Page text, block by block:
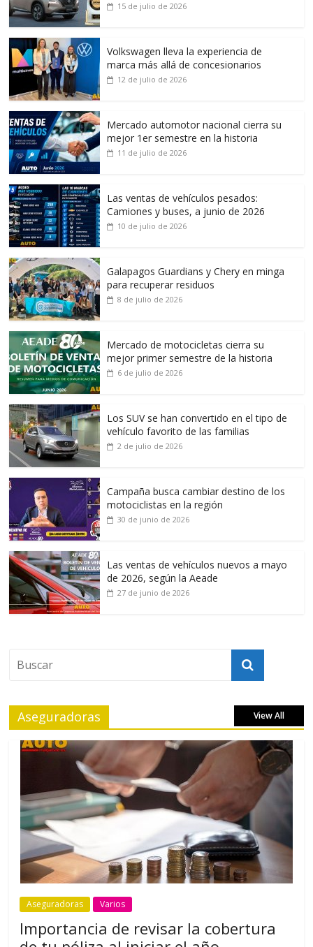
15 de julio de 2026
Volkswagen lleva la experiencia de
marca más allá de concesionarios
12 de julio de 2026
Mercado automotor nacional cierra su
mejor 1er semestre en la historia
11 de julio de 2026
Las ventas de vehículos pesados:
Camiones y buses, a junio de 2026
10 de julio de 2026
Galapagos Guardians y Chery en minga
para recuperar residuos
8 de julio de 2026
Mercado de motocicletas cierra su
mejor primer semestre de la historia
6 de julio de 2026
Los SUV se han convertido en el tipo de
vehículo favorito de las familias
2 de julio de 2026
Campaña busca cambiar destino de los
motociclistas en la región
30 de junio de 2026
Las ventas de vehículos nuevos a mayo
de 2026, según la Aeade
27 de junio de 2026
Aseguradoras View All
Aseguradoras Varios
Importancia de revisar la cobertura